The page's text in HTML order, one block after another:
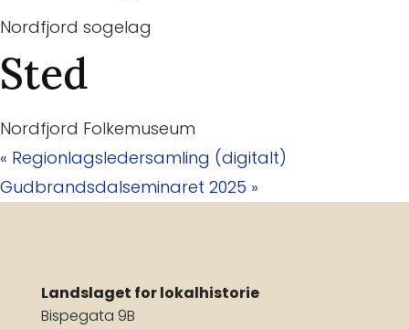
Nordfjord sogelag
Sted
Nordfjord Folkemuseum
« Regionlagsledersamling (digitalt)
Gudbrandsdalseminaret 2025 »
Landslaget for lokalhistorie
Bispegata 9B